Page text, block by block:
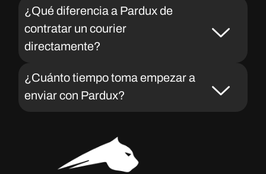
¿Qué diferencia a Pardux de
contratar un courier
directamente?
¿Cuánto tiempo toma empezar a
enviar con Pardux?